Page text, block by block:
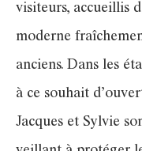
visiteurs, accueillis
moderne
anciens. Dans les
à ce souhait
Jacques et Sylvie